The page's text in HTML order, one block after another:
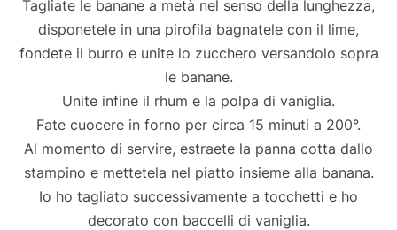
Tagliate le banane a metà nel senso della lunghezza,
disponetele in una pirofila bagnatele con il lime,
fondete il burro e unite lo zucchero versandolo sopra
le banane.
Unite infine il rhum e la polpa di vaniglia.
Fate cuocere in forno per circa 15 minuti a 200°.
Al momento di servire, estraete la panna cotta dallo
stampino e mettetela nel piatto insieme alla banana.
Io ho tagliato successivamente a tocchetti e ho
decorato con baccelli di vaniglia.